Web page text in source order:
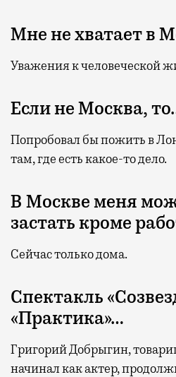
Мне не хватает в
Уважения к человеческой
Если не Москва,
Попробовал бы пожить в
там, где есть какое-то дело.
В Москве меня
застать кроме
Сейчас только дома.
Спектакль
«Практика»…
Григорий Добрыгин,
начинал как актер,